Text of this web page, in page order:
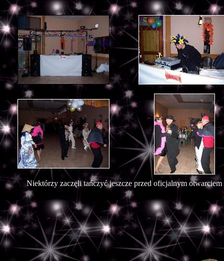
Niektórzy zaczęli tańczyć jeszcze przed oficjalnym otwarciem